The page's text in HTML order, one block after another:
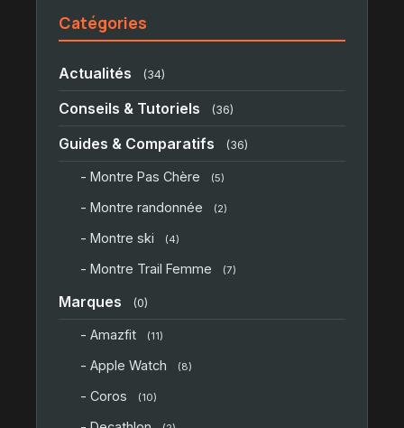
Catégories
Actualités (34)
Conseils & Tutoriels (36)
Guides & Comparatifs (36)
- Montre Pas Chère (5)
- Montre randonnée (2)
- Montre ski (4)
- Montre Trail Femme (7)
Marques (0)
- Amazfit (11)
- Apple Watch (8)
- Coros (10)